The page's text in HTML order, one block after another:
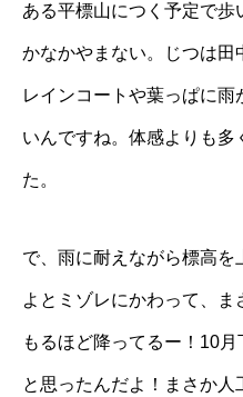
ある平標山につく予定で
かなかやまない。じつは田
レインコートや葉っぱに雨
いんですね。体感よりも多
た。
で、雨に耐えながら標高
よとミゾレにかわって、
もるほど降ってるー！10
と思ったんだよ！まさか